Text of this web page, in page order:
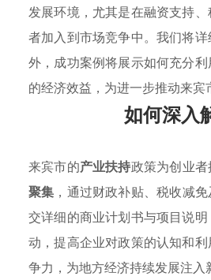
发展环境，尤其是在融资支持
者加入到市场竞争中。我们将
外，成功案例将展示如何充分
的经济效益，为进一步推动来
如何深入
来宾市的产业扶持政策为创业
聚集 ，通过财政补贴、税收减
交详细的商业计划书与项目说
动，提高企业对政策的认知和
争力，为地方经济持续发展注入